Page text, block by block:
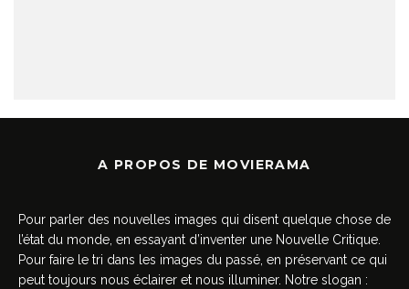
A PROPOS DE MOVIERAMA
Pour parler des nouvelles images qui disent quelque chose de
l’état du monde, en essayant d’inventer une Nouvelle Critique.
Pour faire le tri dans les images du passé, en préservant ce qui
peut toujours nous éclairer et nous illuminer. Notre slogan :